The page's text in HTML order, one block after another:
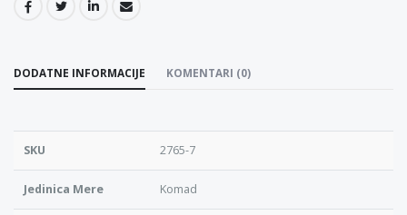
DODATNE INFORMACIJE KOMENTARI (0)
SKU 2765-7
Jedinica Mere Komad